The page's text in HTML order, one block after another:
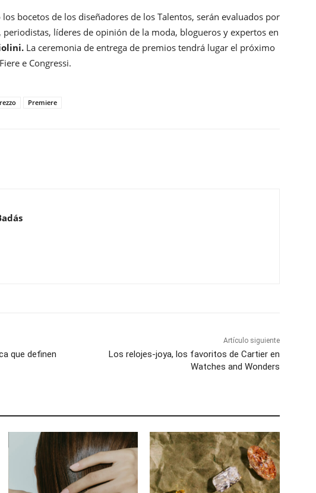
bocetos de los diseñadores de los Talentos, serán evaluados por
líderes de opinión de la moda, blogueros y expertos en
La ceremonia de entrega de premios tendrá lugar el próximo
e Congressi.
Premiere
que definen
Artículo siguiente
Los relojes-joya, los favoritos de Cartier en
Watches and Wonders